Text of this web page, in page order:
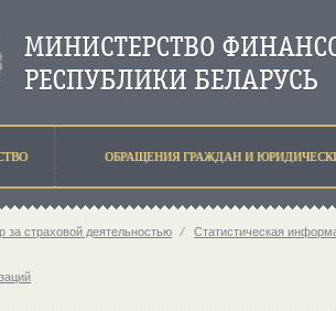
ОБРАЩЕНИЯ ГРАЖДАН И
за страховой деятельностью ⁄ Статистическая